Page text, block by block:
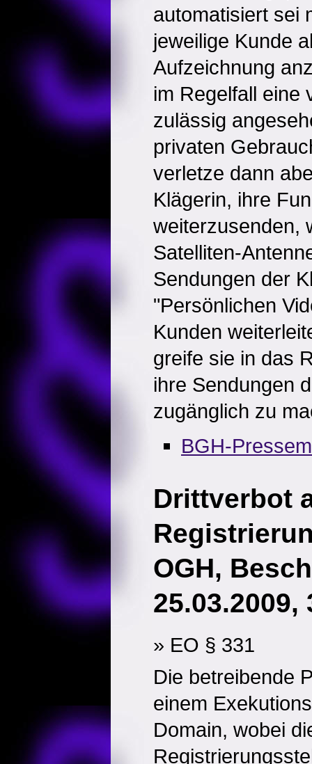
automatisiert sei
jeweilige Kunde
Aufzeichnung
im Regelfall eine
zulässig
privaten
verletze dann
Klägerin, ihre
weiterzusenden,
Satelliten-
Sendungen der
"Persönlichen
Kunden
greife sie in das
ihre Sendungen
zugänglich zu
BGH-
Drittverbot
OGH,
25.03.2009,
» EO § 331
Die betreibende
einem
Domain, wobei